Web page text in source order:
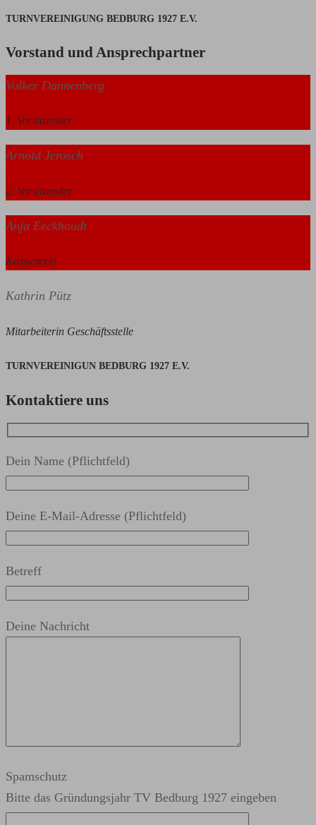
TURNVEREINIGUNG BEDBURG 1927 E.V.
Vorstand und Ansprechpartner
Volker Dannenberg
1. Vorsitzender
Arnold Jerosch
2. Vorsitzender
Anja Eeckhoudt
Kassiererin
Kathrin Pütz
Mitarbeiterin Geschäftsstelle
TURNVEREINIGUN BEDBURG 1927 E.V.
Kontaktiere uns
Dein Name (Pflichtfeld)
Deine E-Mail-Adresse (Pflichtfeld)
Betreff
Deine Nachricht
Spamschutz
Bitte das Gründungsjahr TV Bedburg 1927 eingeben